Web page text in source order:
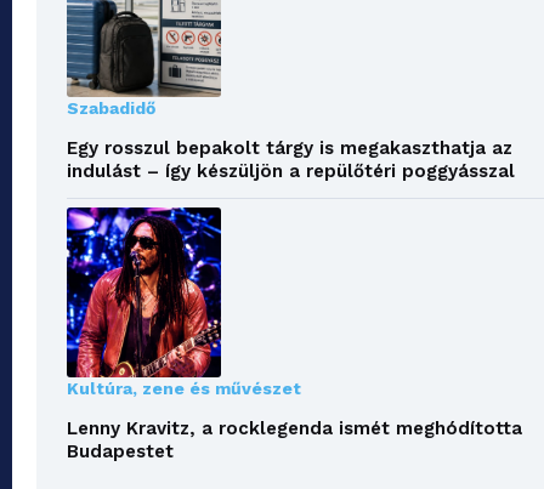
Szabadidő
Egy rosszul bepakolt tárgy is megakaszthatja az
indulást – így készüljön a repülőtéri poggyásszal
Kultúra, zene és művészet
Lenny Kravitz, a rocklegenda ismét meghódította
Budapestet